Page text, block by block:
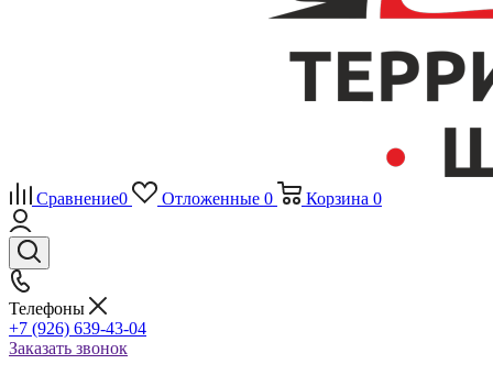
Сравнение0 Отложенные 0 Корзина 0
Телефоны
+7 (926) 639-43-04
Заказать звонок